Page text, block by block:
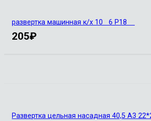
развертка машинная к/х 10 6 Р18
205₽
Развертка цельная насадная 40,5 А3